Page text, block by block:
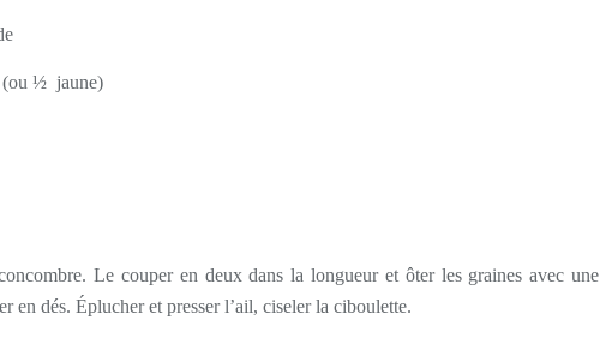
(ou ½ jaune)
Le couper en deux dans la longueur et ôter les graines avec une
en dés. Éplucher et presser l’ail, ciseler la ciboulette.